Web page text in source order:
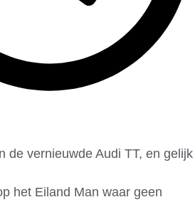
de vernieuwde Audi TT, en gelijk
het Eiland Man waar geen